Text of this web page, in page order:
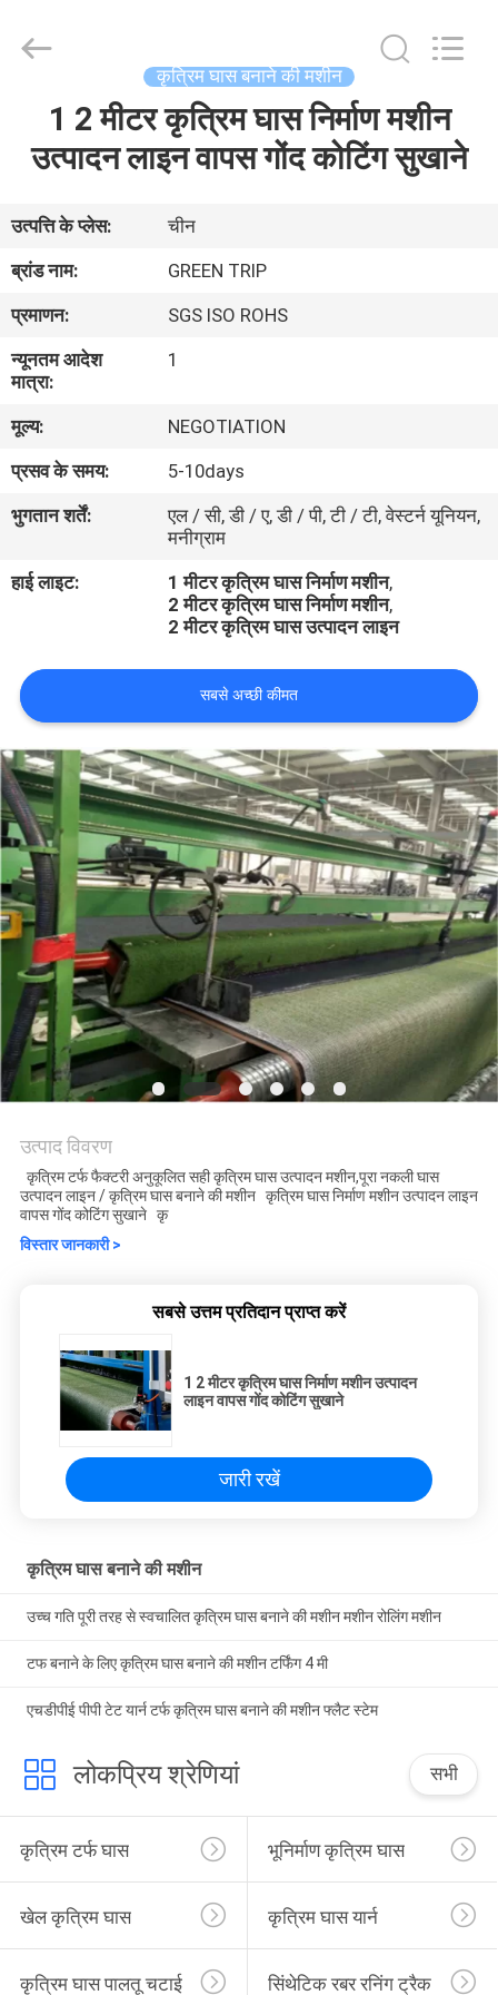
हमारे
बारे
कारखाना
भ्रमण
गुणवत्ता
नियंत्रण
करें
एक
उद्धरण
का
अनुरोध
करें
Copyright
Reserved.
कृत्रिम घास बनाने की मशीन
1 2 मीटर कृत्रिम घास निर्माण मशीन
उत्पादन लाइन वापस गोंद कोटिंग सुखाने
उत्पत्ति के प्लेस:
चीन
ब्रांड नाम:
GREEN TRIP
प्रमाणन:
SGS ISO ROHS
न्यूनतम आदेश
मात्रा:
1
मूल्य:
NEGOTIATION
प्रसव के समय:
5-10days
भुगतान शर्तें:
एल / सी, डी / ए, डी / पी, टी / टी, वेस्टर्न यूनियन,
मनीग्राम
हाई लाइट:
1 मीटर कृत्रिम घास निर्माण मशीन,
2 मीटर कृत्रिम घास निर्माण मशीन,
2 मीटर कृत्रिम घास उत्पादन लाइन
सबसे अच्छी कीमत
उत्पाद विवरण
कृत्रिम टर्फ फैक्टरी अनुकूलित सही कृत्रिम घास उत्पादन मशीन,पूरा नकली घास
उत्पादन लाइन / कृत्रिम घास बनाने की मशीन कृत्रिम घास निर्माण मशीन उत्पादन लाइन
वापस गोंद कोटिंग सुखाने कृ
विस्तार जानकारी >
सबसे उत्तम प्रतिदान प्राप्त करें
1 2 मीटर कृत्रिम घास निर्माण मशीन उत्पादन
लाइन वापस गोंद कोटिंग सुखाने
जारी रखें
कृत्रिम घास बनाने की मशीन
उच्च गति पूरी तरह से स्वचालित कृत्रिम घास बनाने की मशीन मशीन रोलिंग मशीन
टफ बनाने के लिए कृत्रिम घास बनाने की मशीन टर्फिंग 4 मी
एचडीपीई पीपी टेट यार्न टर्फ कृत्रिम घास बनाने की मशीन फ्लैट स्टेम
लोकप्रिय श्रेणियां सभी
कृत्रिम टर्फ घास भूनिर्माण कृत्रिम घास
खेल कृत्रिम घास कृत्रिम घास यार्न
कृत्रिम घास पालतू चटाई सिंथेटिक रबर रनिंग ट्रैक